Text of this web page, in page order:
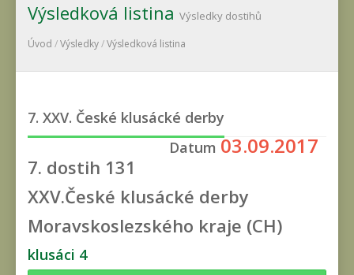
Výsledková listina Výsledky dostihů
Úvod /Výsledky/Výsledková listina
7. XXV. České klusácké derby
Datum 03.09.2017
7. dostih 131
XXV.České klusácké derby
Moravskoslezského kraje (CH)
klusáci 4